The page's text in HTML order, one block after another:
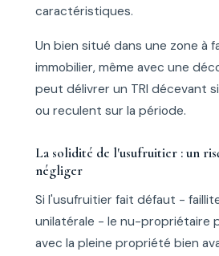
caractéristiques.
Un bien situé dans une zone à
immobilier, même avec une
peut délivrer un TRI décevant
ou reculent sur la période.
La solidité de l'usufruitier : un
négliger
Si l'usufruitier fait défaut -
unilatérale - le nu-propriétaire
avec la pleine propriété bien